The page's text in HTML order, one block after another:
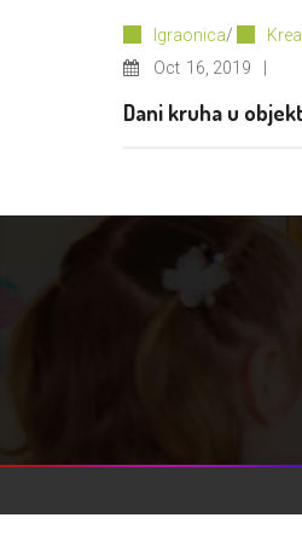
Igraonica/
Oct 16, 2019
Dani kruha u